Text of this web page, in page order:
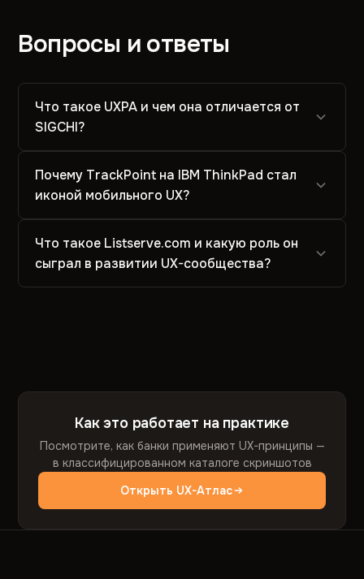
Вопросы и ответы
Что такое UXPA и чем она отличается от
SIGCHI?
Почему TrackPoint на IBM ThinkPad стал
иконой мобильного UX?
Что такое Listserve.com и какую роль он
сыграл в развитии UX-сообщества?
Как это работает на практике
Посмотрите, как банки применяют UX-принципы —
в классифицированном каталоге скриншотов
Открыть UX-Атлас